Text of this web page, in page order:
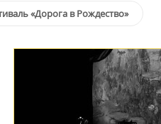
«Дорога в Рождество»